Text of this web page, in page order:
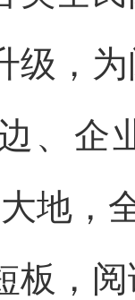
级，
企业
地，
阅